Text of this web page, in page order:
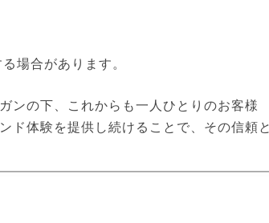
場合があります。
ンの下、これからも一人ひとりのお客様
ド体験を提供し続けることで、その信頼